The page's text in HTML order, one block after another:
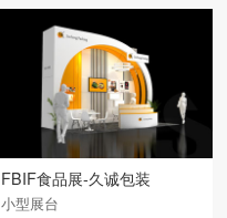
FBIF食品展-久诚包装
小型展台